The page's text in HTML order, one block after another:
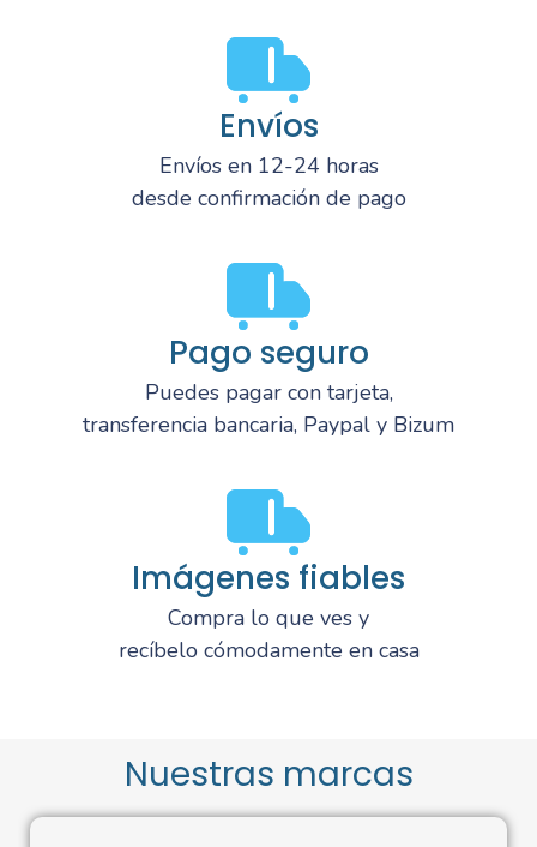
Envíos
Envíos en 12-24 horas
desde confirmación de pago
Pago seguro
Puedes pagar con tarjeta,
transferencia bancaria, Paypal y Bizum
Imágenes fiables
Compra lo que ves y
recíbelo cómodamente en casa
Nuestras marcas